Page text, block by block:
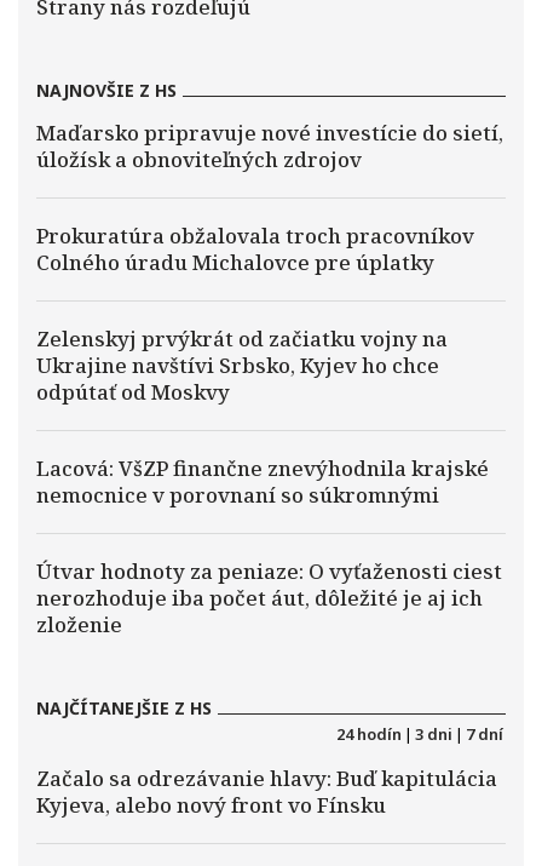
Strany nás rozdeľujú
NAJNOVŠIE Z HS
Maďarsko pripravuje nové investície do sietí,
úložísk a obnoviteľných zdrojov
Prokuratúra obžalovala troch pracovníkov
Colného úradu Michalovce pre úplatky
Zelenskyj prvýkrát od začiatku vojny na
Ukrajine navštívi Srbsko, Kyjev ho chce
odpútať od Moskvy
Lacová: VšZP finančne znevýhodnila krajské
nemocnice v porovnaní so súkromnými
Útvar hodnoty za peniaze: O vyťaženosti ciest
nerozhoduje iba počet áut, dôležité je aj ich
zloženie
NAJČÍTANEJŠIE Z HS
24 hodín | 3 dni | 7 dní
Začalo sa odrezávanie hlavy: Buď kapitulácia
Kyjeva, alebo nový front vo Fínsku